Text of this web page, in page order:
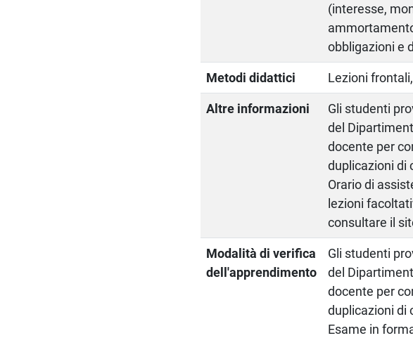
(interesse,
obbligazioni e
Metodi didattici Lezioni
Altre informazioni
Gli studenti
del
docente per
duplicazioni di
Orario di
lezioni
consultare il
Modalità di verifica
dell'apprendimento
Gli studenti
del
docente per
duplicazioni di
Esame in